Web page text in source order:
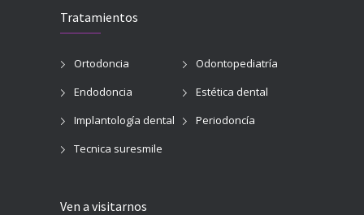
Tratamientos
Ortodoncia
Odontopediatría
Endodoncia
Estética dental
Implantología dental
Periodoncía
Tecnica suresmile
Ven a visitarnos